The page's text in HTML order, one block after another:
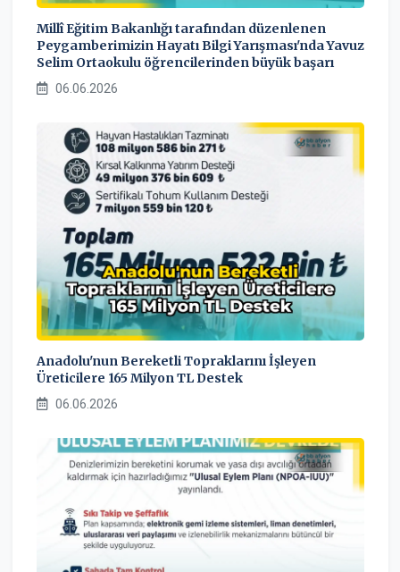
Millî Eğitim Bakanlığı tarafından düzenlenen
Peygamberimizin Hayatı Bilgi Yarışması'nda Yavuz
Selim Ortaokulu öğrencilerinden büyük başarı
06.06.2026
Anadolu'nun Bereketli Topraklarını İşleyen
Üreticilere 165 Milyon TL Destek
06.06.2026